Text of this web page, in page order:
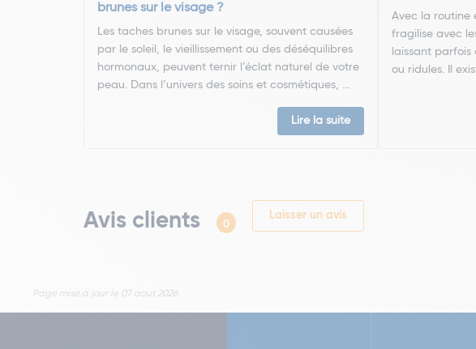
brunes sur le visage ?
Les taches brunes sur le visage, souvent causées
par le soleil, le vieillissement ou des déséquilibres
hormonaux, peuvent ternir l’éclat naturel de votre
peau. Dans l’univers des soins et cosmétiques, ...
Lire la suite
Avec la routine
fragilise avec
laissant
ou ridules. Il
Avis clients 0
Laisser un avis
Page mise à jour le 07 aout 2026